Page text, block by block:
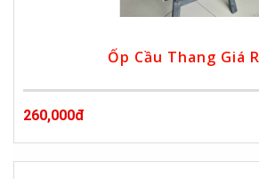
Ốp Cầu Thang Giá
260,000đ